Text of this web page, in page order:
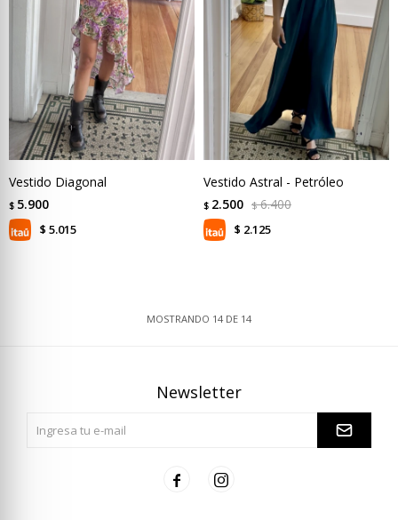
Vestido Diagonal
$ 5.900
$ 5.015
Vestido Astral - Petróleo
$ 2.500 $ 6.400
$ 2.125
MOSTRANDO 14 DE 14
Newsletter
 